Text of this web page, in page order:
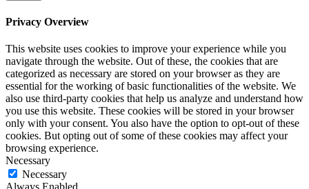
Privacy Overview
This website uses cookies to improve your experience while you
navigate through the website. Out of these, the cookies that are
categorized as necessary are stored on your browser as they are
essential for the working of basic functionalities of the website. We
also use third-party cookies that help us analyze and understand how
you use this website. These cookies will be stored in your browser
only with your consent. You also have the option to opt-out of these
cookies. But opting out of some of these cookies may affect your
browsing experience.
Necessary
Necessary
Always Enabled